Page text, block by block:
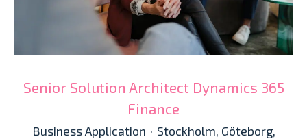
Senior Solution Architect Dynamics 365
Finance
Business Application · Stockholm, Göteborg,